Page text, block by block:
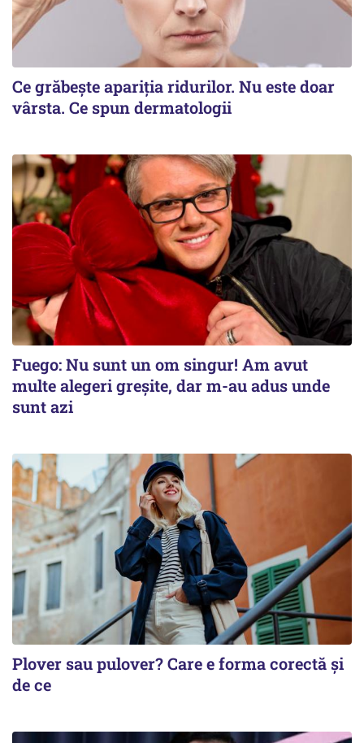
Ce grăbește apariția ridurilor. Nu este doar
vârsta. Ce spun dermatologii
Fuego: Nu sunt un om singur! Am avut
multe alegeri greșite, dar m-au adus unde
sunt azi
Plover sau pulover? Care e forma corectă și
de ce